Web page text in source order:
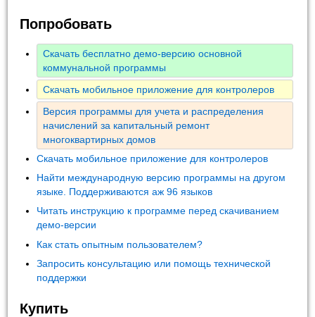
Попробовать
Скачать бесплатно демо-версию основной
коммунальной программы
Скачать мобильное приложение для контролеров
Версия программы для учета и распределения
начислений за капитальный ремонт
многоквартирных домов
Скачать мобильное приложение для контролеров
Найти международную версию программы на другом
языке. Поддерживаются аж 96 языков
Читать инструкцию к программе перед скачиванием
демо-версии
Как стать опытным пользователем?
Запросить консультацию или помощь технической
поддержки
Купить